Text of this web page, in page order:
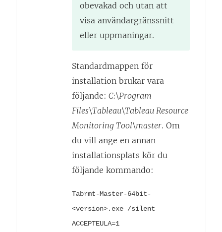
obevakad och utan att
visa användargränssnitt
eller uppmaningar.
Standardmappen för
installation brukar vara
följande: C:\Program
Files\Tableau\Tableau Resource
Monitoring Tool\master. Om
du vill ange en annan
installationsplats kör du
följande kommando:
Tabrmt-Master-64bit-
<version>.exe /silent
ACCEPTEULA=1